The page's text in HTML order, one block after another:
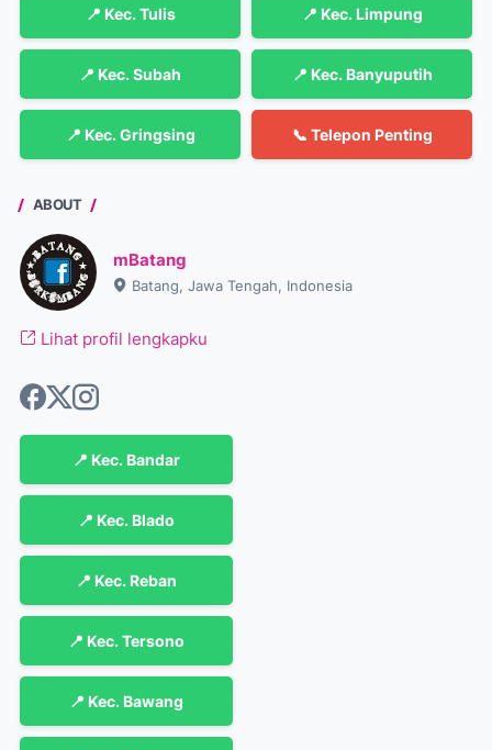
📍 Kec. Tulis 📍 Kec. Limpung
📍 Kec. Subah 📍 Kec. Banyuputih
📍 Kec. Gringsing 📞 Telepon Penting
ABOUT
mBatang
Batang, Jawa Tengah, Indonesia
Lihat profil lengkapku
📍 Kec. Bandar
📍 Kec. Blado
📍 Kec. Reban
📍 Kec. Tersono
📍 Kec. Bawang